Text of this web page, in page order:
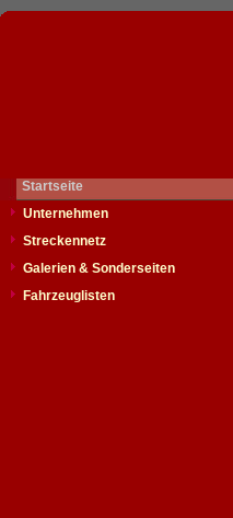
Startseite
Unternehmen
Streckennetz
Galerien & Sonderseiten
Fahrzeuglisten